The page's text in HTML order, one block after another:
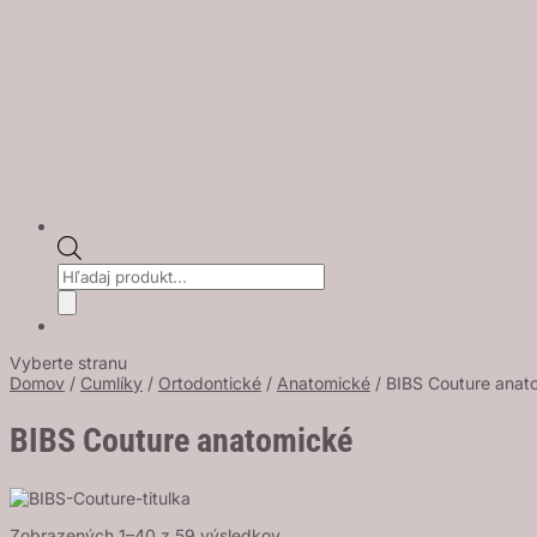
Products
search
Vyberte stranu
Domov / Cumlíky / Ortodontické / Anatomické / BIBS Couture
BIBS Couture anatomické